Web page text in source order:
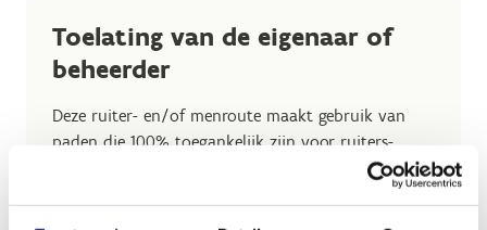
Toelating van de eigenaar of
beheerder
Deze ruiter- en/of menroute maakt gebruik van
paden die 100% toegankelijk zijn voor ruiters-
De gemeente, als eigenaar van de ruiter- en/of